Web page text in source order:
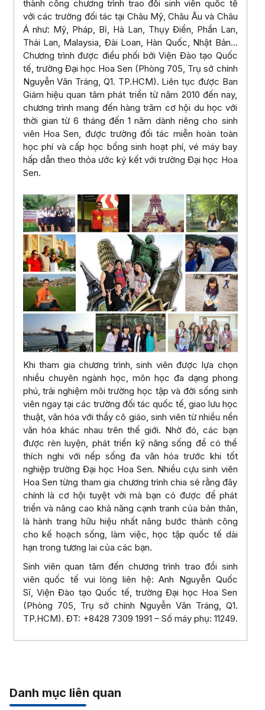
thành công chương trình trao đổi sinh viên quốc tế
với các trường đối tác tại Châu Mỹ, Châu Âu và Châu
Á như: Mỹ, Pháp, Bỉ, Hà Lan, Thụy Điển, Phần Lan,
Thái Lan, Malaysia, Đài Loan, Hàn Quốc, Nhật Bản…
Chương trình được điều phối bởi Viện Đào tạo Quốc
tế, trường Đại học Hoa Sen (Phòng 705, Trụ sở chính
Nguyễn Văn Tráng, Q1. TP.HCM). Liên tục được Ban
Giám hiệu quan tâm phát triển từ năm 2010 đến nay,
chương trình mang đến hàng trăm cơ hội du học với
thời gian từ 6 tháng đến 1 năm dành riêng cho sinh
viên Hoa Sen, được trường đối tác miễn hoàn toàn
học phí và cấp học bổng sinh hoạt phí, vé máy bay
hấp dẫn theo thỏa ước ký kết với trường Đại học Hoa
Sen.
Khi tham gia chương trình, sinh viên được lựa chọn
nhiều chuyên ngành học, môn học đa dạng phong
phú, trải nghiệm môi trường học tập và đời sống sinh
viên ngay tại các trường đối tác quốc tế, giao lưu học
thuật, văn hóa với thầy cô giáo, sinh viên từ nhiều nền
văn hóa khác nhau trên thế giới. Nhờ đó, các bạn
được rèn luyện, phát triển kỹ năng sống để có thể
thích nghi với nếp sống đa văn hóa trước khi tốt
nghiệp trường Đại học Hoa Sen. Nhiều cựu sinh viên
Hoa Sen từng tham gia chương trình chia sẻ rằng đây
chính là cơ hội tuyệt vời mà bạn có được để phát
triển và nâng cao khả năng cạnh tranh của bản thân,
là hành trang hữu hiệu nhất nâng bước thành công
cho kế hoạch sống, làm việc, học tập quốc tế dài
hạn trong tương lai của các bạn.
Sinh viên quan tâm đến chương trình trao đổi sinh
viên quốc tế vui lòng liên hệ: Anh Nguyễn Quốc
Sĩ, Viện Đào tạo Quốc tế, trường Đại học Hoa Sen
(Phòng 705, Trụ sở chính Nguyễn Văn Tráng, Q1.
TP.HCM). ĐT: +8428 7309 1991 – Số máy phụ: 11249.
Danh mục liên quan